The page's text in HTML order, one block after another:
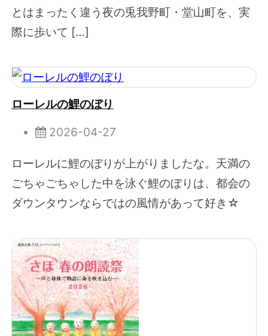
とはまったく違う夜の兎我野町・堂山町を、実
際に歩いて […]
ローレルの鯉のぼり
2026-04-27
ローレルに鯉のぼりが上がりましたな。天満の
ごちゃごちゃした中を泳ぐ鯉のぼりは、都会の
ダウンタウンならではの風情があって好き☆